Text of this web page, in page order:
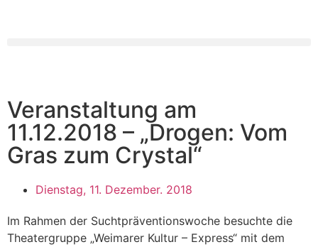
Veranstaltung am
11.12.2018 – „Drogen: Vom
Gras zum Crystal“
Dienstag, 11. Dezember. 2018
Im Rahmen der Suchtpräventionswoche besuchte die
Theatergruppe „Weimarer Kultur – Express“ mit dem